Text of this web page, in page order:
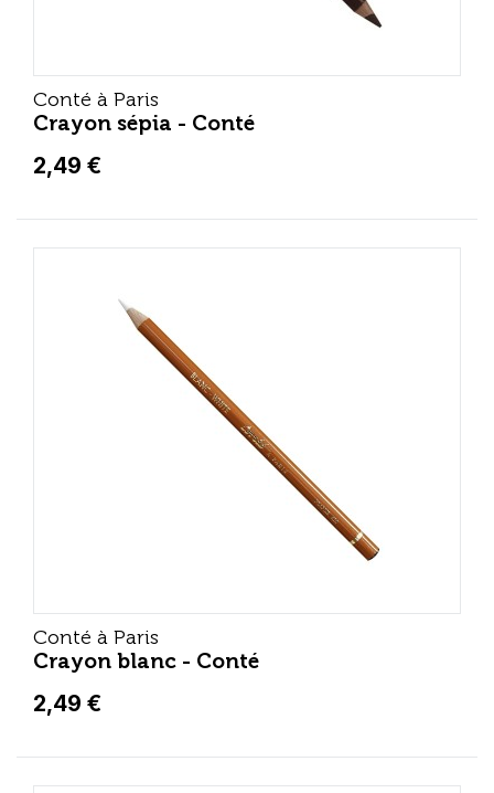
Conté à Paris
Crayon sépia - Conté
2,49 €
Conté à Paris
Crayon blanc - Conté
2,49 €